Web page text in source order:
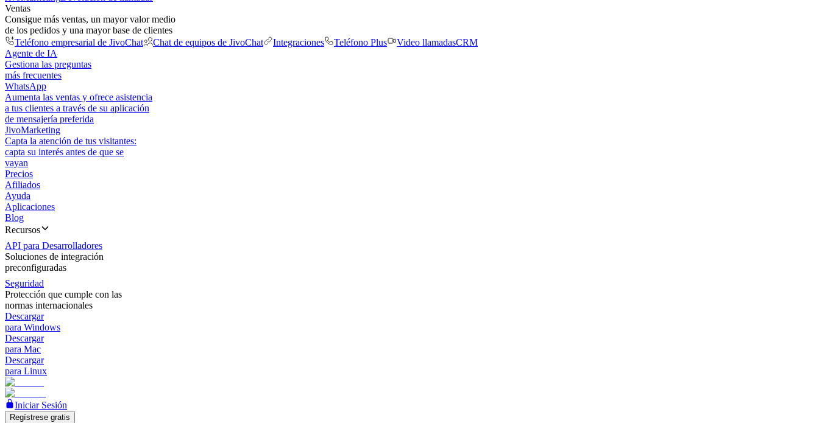
Ventas
Consigue más ventas, un mayor valor medio
de los pedidos y una mayor base de clientes
Teléfono empresarial de JivoChat
Chat de equipos de JivoChat Integraciones Teléfono Plus Video llamadasCRM
Agente de IA
Gestiona las preguntas
más frecuentes
WhatsApp
Aumenta las ventas y ofrece asistencia
a tus clientes a través de su aplicación
de mensajería preferida
JivoMarketing
Capta la atención de tus visitantes:
capta su interés antes de que se
vayan
Precios
Afiliados
Ayuda
Aplicaciones
Blog
Recursos
API para Desarrolladores
Soluciones de integración
preconfiguradas
Seguridad
Protección que cumple con las
normas internacionales
Descargar
para Windows
Descargar
para Mac
Descargar
para Linux
Iniciar Sesión
Regístrese gratis